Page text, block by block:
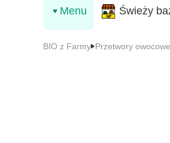
Menu Świeży
BIO z Farmy Przetwory owocowe